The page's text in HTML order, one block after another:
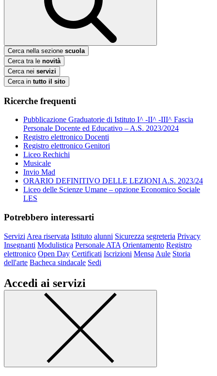
Cerca nella sezione scuola
Cerca tra le novità
Cerca nei servizi
Cerca in tutto il sito
Ricerche frequenti
Pubblicazione Graduatorie di Istituto I^ -II^ -III^ Fascia
Personale Docente ed Educativo – A.S. 2023/2024
Registro elettronico Docenti
Registro elettronico Genitori
Liceo Rechichi
Musicale
Invio Mad
ORARIO DEFINITIVO DELLE LEZIONI A.S. 2023/24
Liceo delle Scienze Umane – opzione Economico Sociale
LES
Potrebbero interessarti
Servizi Area riservata Istituto alunni Sicurezza segreteria Privacy
Insegnanti Modulistica Personale ATA Orientamento Registro
elettronico Open Day Certificati Iscrizioni Mensa Aule Storia
dell'arte Bacheca sindacale Sedi
Accedi ai servizi